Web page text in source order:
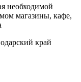
необходимой
магазины, кафе,
край